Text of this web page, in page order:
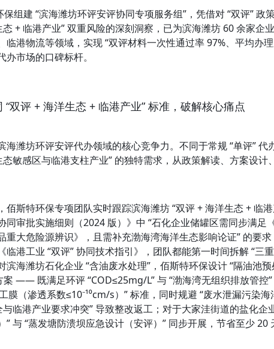
组建 “滨海潍坊环评安评协同专项服务组”，凭借对 “双评” 政
+ 临港产业” 双重风险的深刻洞察，已为滨海潍坊 60 余家企
临港物流等领域，实现 “双评材料一次性通过率 97%、平均办
市场的口碑标杆。
双评 + 海洋生态 + 临港产业” 标准，破解核心痛点
海潍坊环评安评代办领域的核心竞争力。不同于常规 “单评” 代
敏感区与临港支柱产业” 的独特需求，从政策解读、方案设计
斯特环保专项团队实时跟踪滨海潍坊 “双评 + 海洋生态 + 临港
同审批实施细则（2024 版）》中 “石化企业储罐区需同步满足
重大危险源辨识》，且需补充渤海湾海洋生态影响论证” 的要
临港工业 “双评” 协同技术指引》，团队都能第一时间拆解 “三
海潍坊石化企业 “含油废水处理”，佰斯特环保设计 “隔油池
案 —— 既满足环评 “COD≤25mg/L” 与 “渤海湾无组织排放管控
膜（渗透系数≤10⁻¹⁰cm/s）” 标准，同时规避 “废水泄漏污染
临港产业要求冲突” 导致整改返工；对于大家洼街道的盐化企
与 “蒸发塘防溃坝应急设计（安评）” 同步开展，节省至少 20